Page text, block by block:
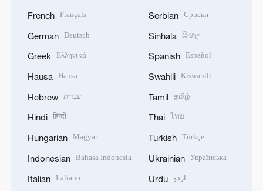
French Français
German Deutsch
Greek Ελληνικά
Hausa Hausa
Hebrew עברית
Hindi हिन्दी
Hungarian Magyar
Indonesian Bahasa Indonesia
Italian Italiano
Serbian Српски
Sinhala සිංහල
Spanish Español
Swahili Kiswahili
Tamil தமிழ்
Thai ไทย
Turkish Türkçe
Ukrainian Українська
Urdu اردو